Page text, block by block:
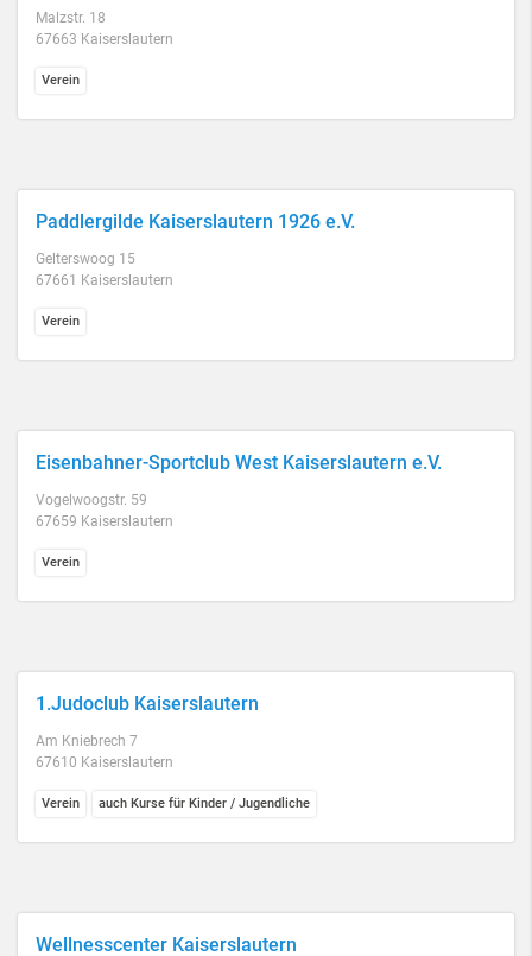
Malzstr. 18
67663 Kaiserslautern
Verein
Paddlergilde Kaiserslautern 1926 e.V.
Gelterswoog 15
67661 Kaiserslautern
Verein
Eisenbahner-Sportclub West Kaiserslautern e.V.
Vogelwoogstr. 59
67659 Kaiserslautern
Verein
1.Judoclub Kaiserslautern
Am Kniebrech 7
67610 Kaiserslautern
Verein auch Kurse für Kinder / Jugendliche
Wellnesscenter Kaiserslautern